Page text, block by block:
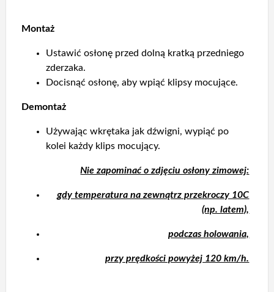
Montaż
Ustawić osłonę przed dolną kratką przedniego
zderzaka.
Docisnąć osłonę, aby wpiąć klipsy mocujące.
Demontaż
Używając wkrętaka jak dźwigni, wypiąć po
kolei każdy klips mocujący.
Nie zapominać o zdjęciu osłony zimowej:
gdy temperatura na zewnątrz przekroczy 10C
(np. latem),
podczas holowania,
przy prędkości powyżej 120 km/h.